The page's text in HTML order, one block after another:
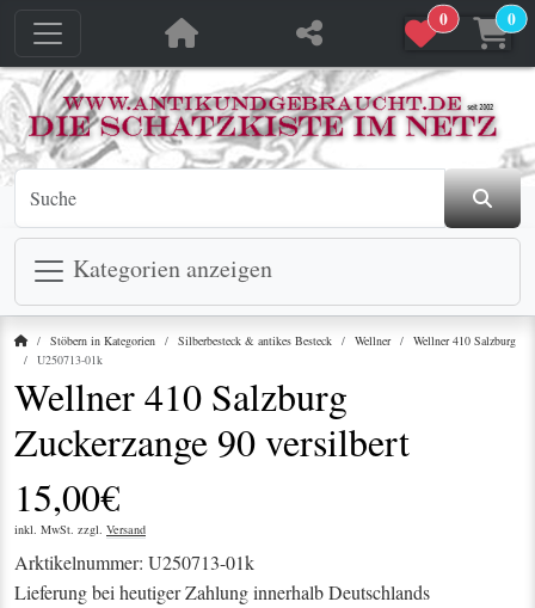
0 0
Kategorien anzeigen
StartseiteStöbern in Kategorien Silberbesteck & antikes Besteck Wellner
Wellner 410 Salzburg
U250713-01k
Wellner 410 Salzburg
Zuckerzange 90 versilbert
15,00€
inkl. MwSt. zzgl. Versand
Arktikelnummer: U250713-01k
Lieferung bei heutiger Zahlung innerhalb Deutschlands
jetzt in den Warenkorb
jetzt in den Warenkorb